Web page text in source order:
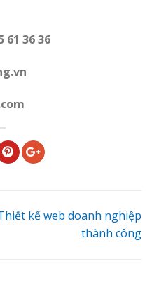
61 36 36
kế web doanh nghiệp
thành công